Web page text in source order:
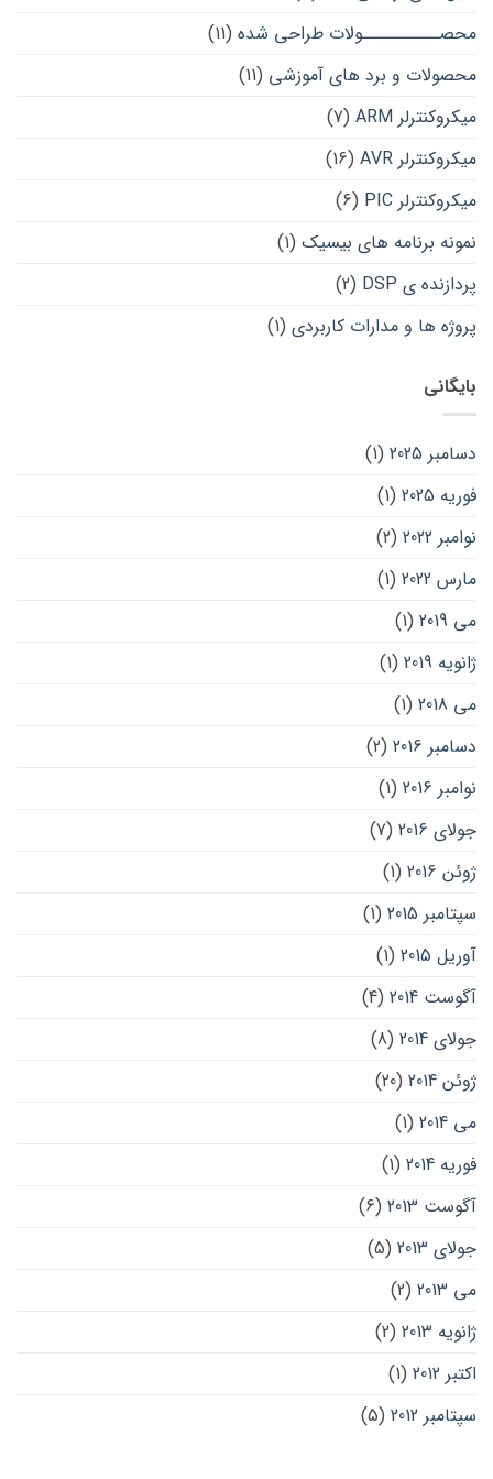
محصــــــــــولات طراحی شده (11)
محصولات و برد های آموزشی (11)
میکروکنترلر ARM
(7)
میکروکنترلر AVR
(16)
میکروکنترلر PIC
(6)
نمونه برنامه های بیسیک (1)
پردازنده ی DSP
(2)
پروژه ها و مدارات کاربردی (1)
بایگانی
دسامبر 2025
(1)
فوریه 2025
(1)
نوامبر 2022
(2)
مارس 2022
(1)
می 2019
(1)
ژانویه 2019
(1)
می 2018
(1)
دسامبر 2016
(2)
نوامبر 2016
(1)
جولای 2016
(7)
ژوئن 2016
(1)
سپتامبر 2015
(1)
آوریل 2015
(1)
آگوست 2014
(4)
جولای 2014
(8)
ژوئن 2014
(20)
می 2014
(1)
فوریه 2014
(1)
آگوست 2013
(6)
جولای 2013
(5)
می 2013
(2)
ژانویه 2013
(2)
اکتبر 2012
(1)
سپتامبر 2012
(5)